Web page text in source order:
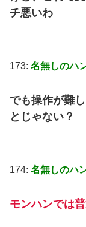
チ悪いわ
173: 名無しのハ
でも操作が難
とじゃない？
174: 名無しのハ
モンハンでは